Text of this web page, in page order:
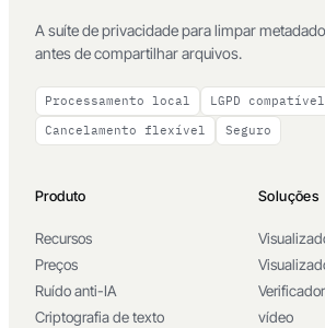
A suíte de privacidade para limpar
antes de compartilhar arquivos.
Processamento local LGPD compatível
Cancelamento flexível
Seguro
Produto
Recursos
Preços
Ruído anti-IA
Criptografia de texto
Soluções
vídeo